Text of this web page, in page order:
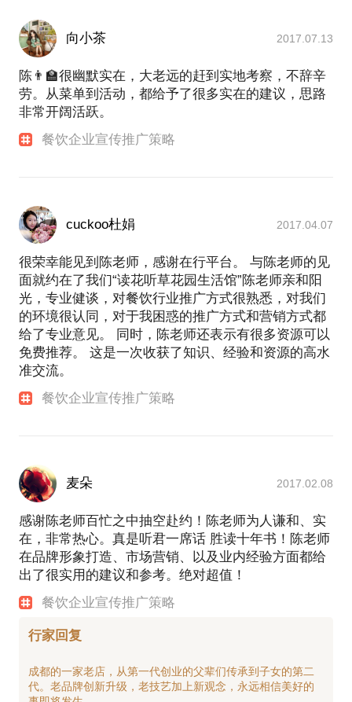
向小茶 2017.07.13
陈👨‍🏫很幽默实在，大老远的赶到实地考察，不辞辛
劳。从菜单到活动，都给予了很多实在的建议，思路
非常开阔活跃。
餐饮企业宣传推广策略
cuckoo杜娟 2017.04.07
很荣幸能见到陈老师，感谢在行平台。 与陈老师的见
面就约在了我们“读花听草花园生活馆”陈老师亲和阳
光，专业健谈，对餐饮行业推广方式很熟悉，对我们
的环境很认同，对于我困惑的推广方式和营销方式都
给了专业意见。 同时，陈老师还表示有很多资源可以
免费推荐。 这是一次收获了知识、经验和资源的高水
准交流。
餐饮企业宣传推广策略
麦朵 2017.02.08
感谢陈老师百忙之中抽空赴约！陈老师为人谦和、实
在，非常热心。真是听君一席话 胜读十年书！陈老师
在品牌形象打造、市场营销、以及业内经验方面都给
出了很实用的建议和参考。绝对超值！
餐饮企业宣传推广策略
行家回复
成都的一家老店，从第一代创业的父辈们传承到子女的第二
代。老品牌创新升级，老技艺加上新观念，永远相信美好的